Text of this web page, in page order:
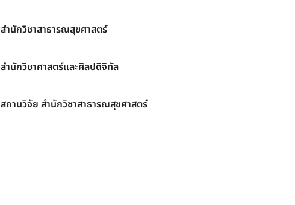
สำนักวิชาสาธารณสุขศาสตร์
สำนักวิชาศาสตร์และศิลปดิจิทัล
สถานวิจัย สำนักวิชาสาธารณสุขศาสตร์